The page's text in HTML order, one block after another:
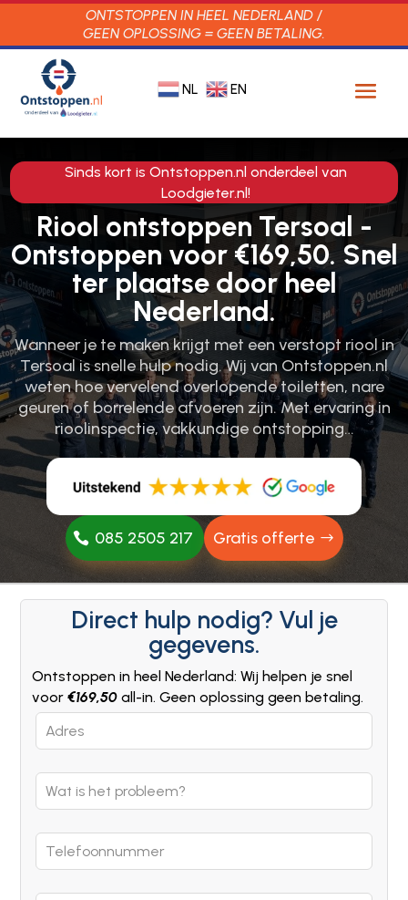
ONTSTOPPEN IN HEEL NEDERLAND /
GEEN OPLOSSING = GEEN BETALING.
NL EN
Sinds kort is Ontstoppen.nl onderdeel van
Loodgieter.nl!
Riool ontstoppen Tersoal -
Ontstoppen voor €169,50. Snel
ter plaatse door heel
Nederland.
Wanneer je te maken krijgt met een verstopt riool in
Tersoal is snelle hulp nodig.​ Wij van Ontstoppen.​nl
weten hoe vervelend overlopende toiletten, nare
geuren of borrelende afvoeren zijn.​ Met ervaring in
rioolinspectie, vakkundige ontstopping…
085 2505 217 Gratis offerte
Direct hulp nodig? Vul je
gegevens.
Ontstoppen in heel Nederland: Wij helpen je snel
voor€169,50 all-in. Geen oplossing geen betaling.
Leave
this
blank